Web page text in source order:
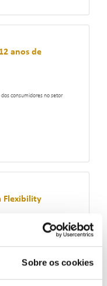
Sobre os cookies
anos de
consumidores no setor
Flexibility
no âmbito da Iniciativa de